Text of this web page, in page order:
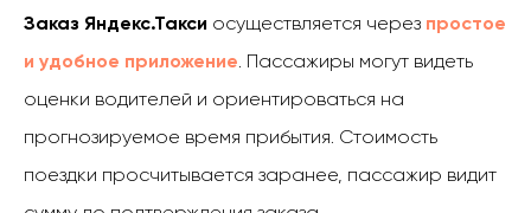
Заказ Яндекс.Такси осуществляется через простое
и удобное приложение. Пассажиры могут видеть
оценки водителей и ориентироваться на
прогнозируемое время прибытия. Стоимость
поездки просчитывается заранее, пассажир видит